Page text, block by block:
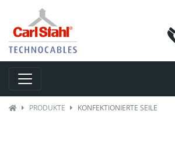
Toggle navigation
PRODUKTE KONFEKTIONIERTE SEILE